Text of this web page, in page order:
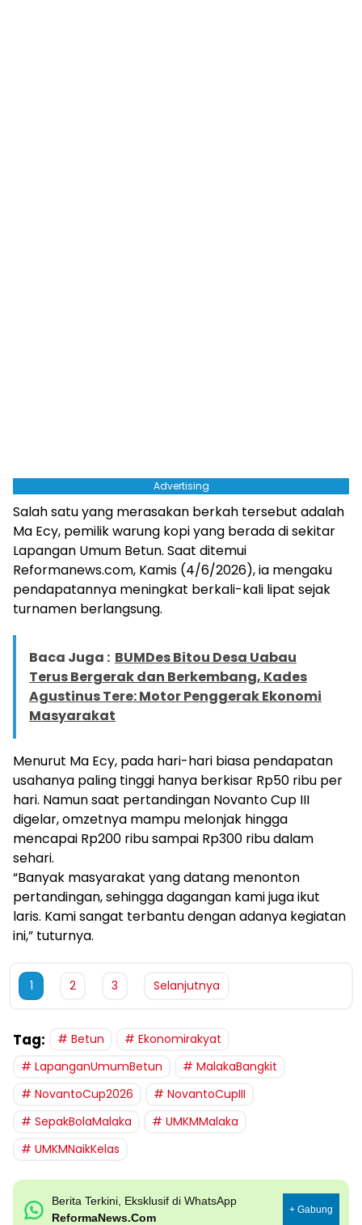
Advertising
Salah satu yang merasakan berkah tersebut adalah
Ma Ecy, pemilik warung kopi yang berada di sekitar
Lapangan Umum Betun. Saat ditemui
Reformanews.com, Kamis (4/6/2026), ia mengaku
pendapatannya meningkat berkali-kali lipat sejak
turnamen berlangsung.
Baca Juga : BUMDes Bitou Desa Uabau
Terus Bergerak dan Berkembang, Kades
Agustinus Tere: Motor Penggerak Ekonomi
Masyarakat
Menurut Ma Ecy, pada hari-hari biasa pendapatan
usahanya paling tinggi hanya berkisar Rp50 ribu per
hari. Namun saat pertandingan Novanto Cup III
digelar, omzetnya mampu melonjak hingga
mencapai Rp200 ribu sampai Rp300 ribu dalam
sehari.
“Banyak masyarakat yang datang menonton
pertandingan, sehingga dagangan kami juga ikut
laris. Kami sangat terbantu dengan adanya kegiatan
ini,” tuturnya.
1 2 3 Selanjutnya
Tag: Betun
Ekonomirakyat
LapanganUmumBetun
MalakaBangkit
NovantoCup2026
NovantoCupIII
SepakBolaMalaka
UMKMMalaka
UMKMNaikKelas
Berita Terkini, Eksklusif di WhatsApp
ReformaNews.Com
+ Gabung